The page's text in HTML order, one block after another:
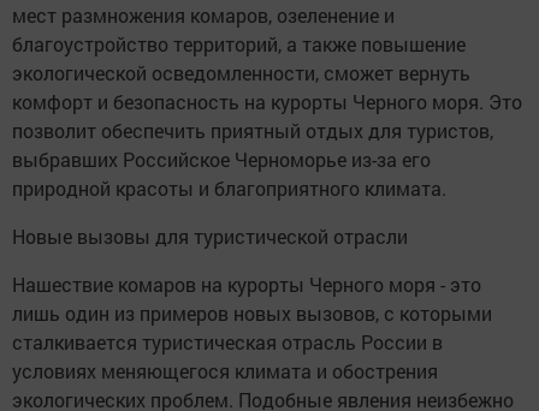
мест размножения комаров, озеленение и
благоустройство территорий, а также повышение
экологической осведомленности, сможет вернуть
комфорт и безопасность на курорты Черного моря. Это
позволит обеспечить приятный отдых для туристов,
выбравших Российское Черноморье из-за его
природной красоты и благоприятного климата.
Новые вызовы для туристической отрасли
Нашествие комаров на курорты Черного моря - это
лишь один из примеров новых вызовов, с которыми
сталкивается туристическая отрасль России в
условиях меняющегося климата и обострения
экологических проблем. Подобные явления неизбежно